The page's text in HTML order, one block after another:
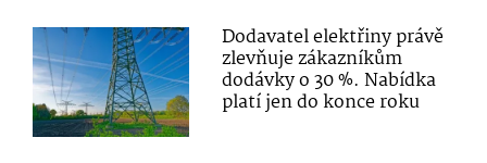
Dodavatel elektřiny právě
zlevňuje zákazníkům
dodávky o 30 %. Nabídka
platí jen do konce roku